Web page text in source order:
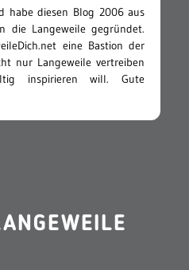
habe diesen Blog 2006 aus
die Langeweile gegründet.
eine Bastion der
nur Langeweile vertreiben
inspirieren will. Gute